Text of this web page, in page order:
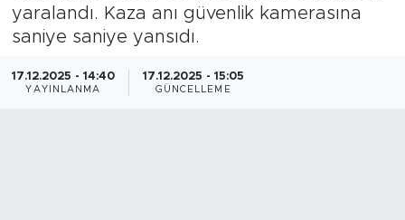
yaralandı. Kaza anı güvenlik kamerasına
saniye saniye yansıdı.
17.12.2025 - 14:40
YAYINLANMA
17.12.2025 - 15:05
GÜNCELLEME
Ekonomi
Eğitim
Son Dakika Haberleri
Haber Arşivi